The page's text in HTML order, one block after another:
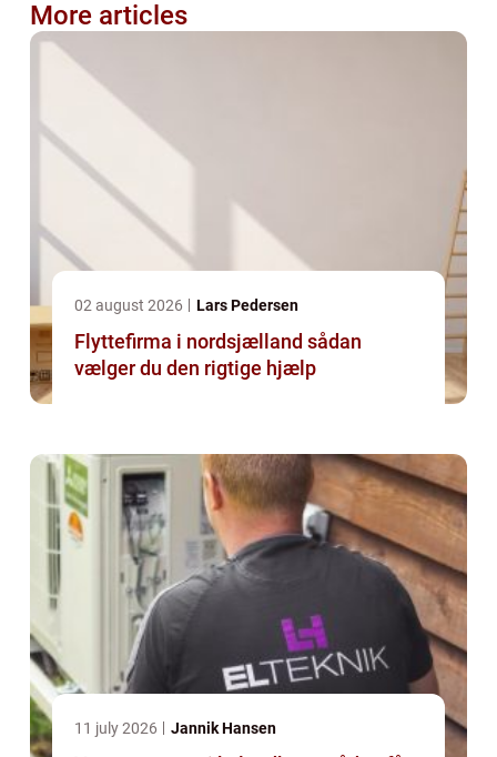
More articles
02 august 2026 Lars Pedersen
Flyttefirma i nordsjælland sådan
vælger du den rigtige hjælp
11 july 2026 Jannik Hansen